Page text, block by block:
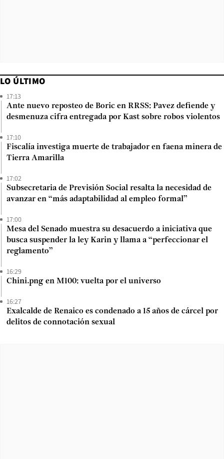
LO ÚLTIMO
17:13
Ante nuevo reposteo de Boric en RRSS: Pavez defiende y
desmenuza cifra entregada por Kast sobre robos violentos
17:10
Fiscalía investiga muerte de trabajador en faena minera de
Tierra Amarilla
17:02
Subsecretaria de Previsión Social resalta la necesidad de
avanzar en “más adaptabilidad al empleo formal”
17:00
Mesa del Senado muestra su desacuerdo a iniciativa que
busca suspender la ley Karin y llama a “perfeccionar el
reglamento”
16:29
Chini.png en M100: vuelta por el universo
16:27
Exalcalde de Renaico es condenado a 15 años de cárcel por
delitos de connotación sexual